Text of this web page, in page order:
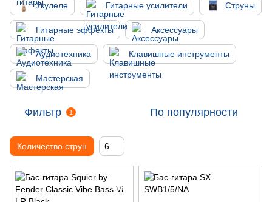
Укулеле Гитарные усилители Струны
Гитарные эффекты Аксессуары
Аудиотехника Клавишные инструменты
Мастерская
Фильтр 1 По популярности
Количество струн 6